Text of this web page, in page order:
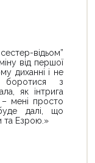
відьом”
від першої
диханні і не
боротися з
як інтрига
мені просто
далі, що
та Езрою.»